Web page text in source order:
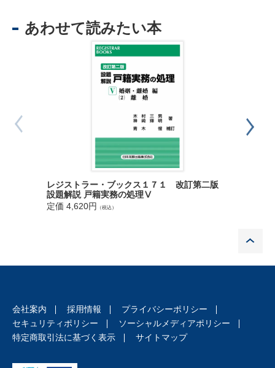
3 届出義務者
4 届書の様式及び記載事項
6 求指示による場合の処理
第6 出生子の称する氏・入籍戸籍及び戸籍の処理
3 嫡出でない子
2 準正による嫡出親子関係
3 非嫡出親子関係
第2章 認知
2 任意認知の成立要件
5 死亡した子の認知
6 胎児認知
7 遺言認知
1 認知の訴えの意義
あわせて読みたい本
レジストラー・ブックス１７１ 改訂第二版
設題解説 戸籍実務の処理Ⅴ
定価 4,620円
（税込）
会社案内 採用情報
プライバシーポリシー
セキュリティポリシー
ソーシャルメディアポリシー
特定商取引法に基づく表示
サイトマップ